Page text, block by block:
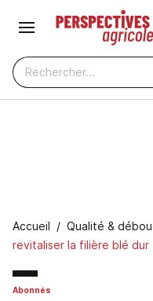
Aller au contenu principal
Rechercher...
Fil d'Ariane
Accueil Qualité &
revitaliser la filière blé dur
Abonnés